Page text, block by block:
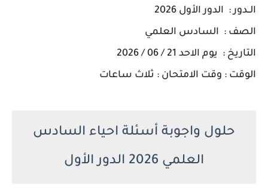
الــدور : الدور الأول 2026
الصف : السادس العلمي
التاريخ : يوم الاحد 21 / 06 / 2026
الوقت : وقت الامتحان : ثلاث ساعات
حلول واجوبة أسئلة احياء السادس
العلمي 2026 الدور الأول